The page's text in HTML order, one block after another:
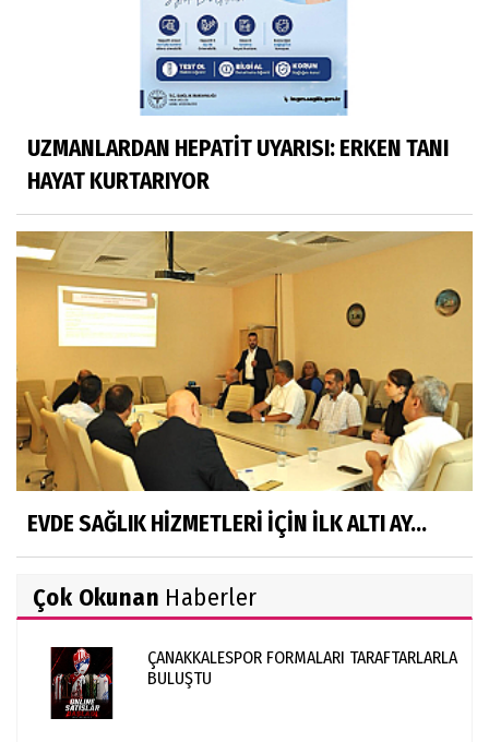
UZMANLARDAN HEPATİT UYARISI: ERKEN TANI
HAYAT KURTARIYOR
EVDE SAĞLIK HİZMETLERİ İÇİN İLK ALTI AY...
Çok Okunan Haberler
ÇANAKKALESPOR FORMALARI TARAFTARLARLA
BULUŞTU